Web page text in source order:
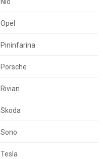
Opel
Pininfarina
Porsche
Rivian
Skoda
Sono
Tesla